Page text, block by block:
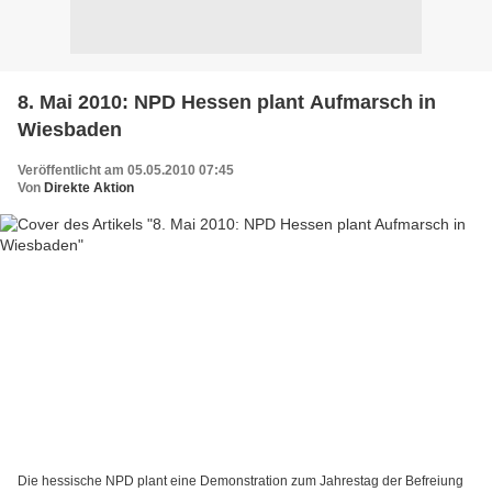
8. Mai 2010: NPD Hessen plant Aufmarsch in
Wiesbaden
Veröffentlicht am 05.05.2010 07:45
Von Direkte Aktion
Die hessische NPD plant eine Demonstration zum Jahrestag der Befreiung